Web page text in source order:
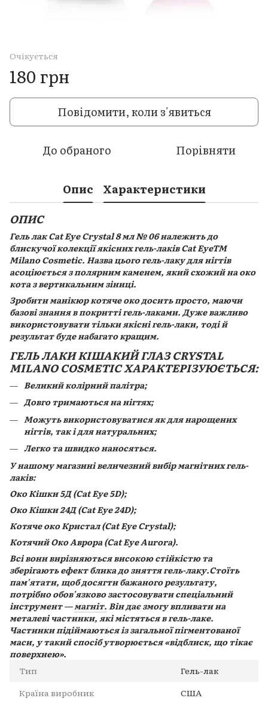
Очікується
180 грн
Повідомити, коли з'явиться
До обраного Порівняти
Опис
Характеристики
ОПИС
Гель лак Cat Eye Crystal 8 мл № 06 належить до
блискучої колекції якісних гель-лаків Cat EyeTM
Milano Cosmetic. Назва цього гель-лаку для нігтів
асоціюється з полярним каменем, який схожий на око
кота з вертикальним зіниці.
Зробити манікюр котяче око досить просто, маючи
базові знання в покритті гель-лаками. Дуже важливо
використовувати тільки якісні гель-лаки, тоді й
результат буде набагато кращим.
ГЕЛЬ ЛАКИ КІШАКИЙ ГЛАЗ CRYSTAL
MILANO COSMETIC ХАРАКТЕРІЗУЮЄТЬСЯ:
Великий колірний палітра;
Довго тримаються на нігтях;
Можуть використовуватися як для нарощених
нігтів, так і для натуральних;
Легко та швидко наносяться.
У нашому магазині величезний вибір магнітних гель-
лаків:
Око Кішки 5Д (Cat Eye 5D);
Око Кішки 24Д (Cat Eye 24D);
Котяче око Кристал (Cat Eye Crystal);
Котячий Око Аврора (Cat Eye Aurora).
Всі вони вирізняються високою стійкістю та
зберігають ефект блика до зняття гель-лаку.Стоїть
пам'ятати, щоб досягти бажаного результату,
потрібно обов'язково застосовувати спеціальний
інструмент —магніт. Він дає змогу впливати на
металеві частинки, які містяться в гель-лаке.
Частинки підіймаються із загальної пігментованої
маси, у такий спосіб утворюється «відблиск, що тікає
поверхнею».
Тип
Гель-лак
Країна виробник
США